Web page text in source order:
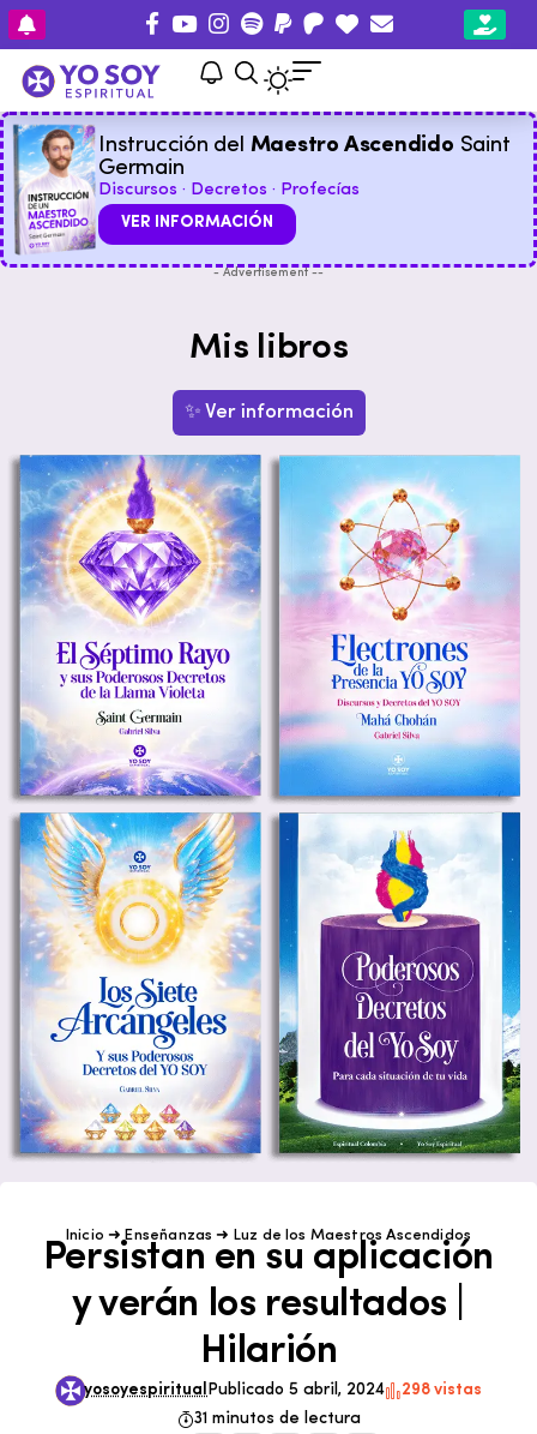
Instrucción del Maestro Ascendido Saint
Germain
Discursos · Decretos · Profecías
VER INFORMACIÓN
- Advertisement --
Mis libros
✨ Ver información
Inicio ➜ Enseñanzas ➜ Luz de los Maestros Ascendidos
Persistan en su aplicación
y verán los resultados |
Hilarión
yosoyespiritual Publicado 5 abril, 2024
298 vistas
31 minutos de lectura